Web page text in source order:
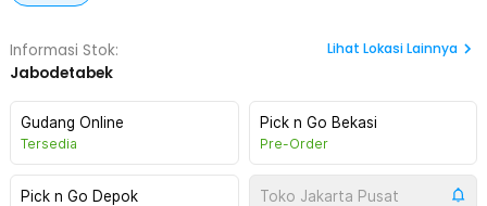
Informasi Stok:
Jabodetabek
Lihat Lokasi Lainnya
Gudang Online
Tersedia
Pick n Go Bekasi
Pre-Order
Pick n Go Depok Toko Jakarta Pusat